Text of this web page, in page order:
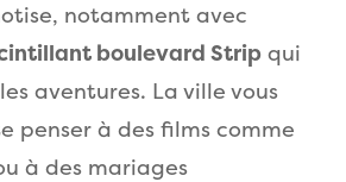
notamment avec
boulevard Strip qui
aventures. La ville vous
penser à des films comme
à des mariages